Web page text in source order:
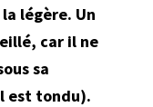
légère. Un
car il ne
sa
est tondu).